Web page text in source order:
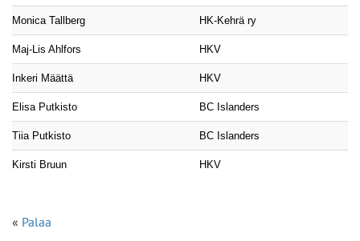
Monica Tallberg HK-Kehrä ry
Maj-Lis Ahlfors HKV
Inkeri Määttä HKV
Elisa Putkisto BC Islanders
Tiia Putkisto BC Islanders
Kirsti Bruun HKV
« Palaa